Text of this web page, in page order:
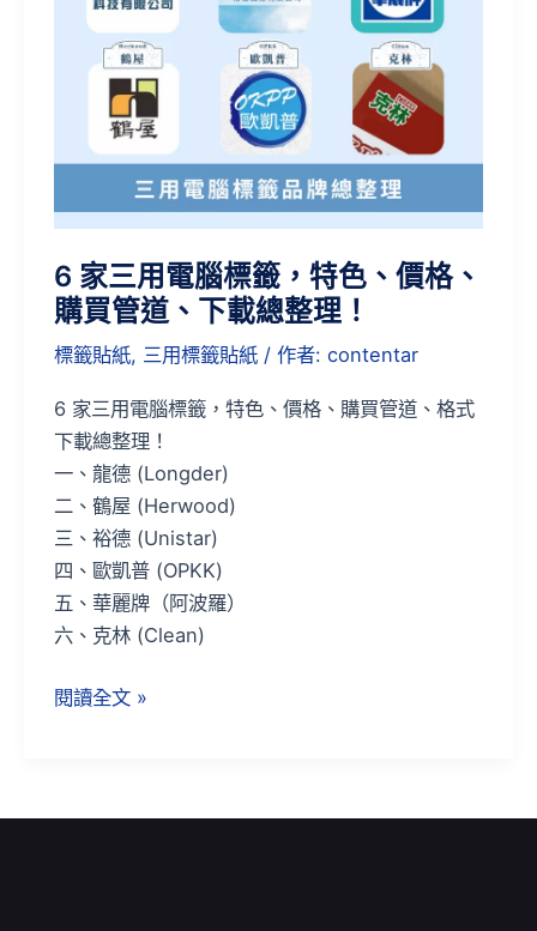
6 家三用電腦標籤，特色、價格、
購買管道、下載總整理！
標籤貼紙, 三用標籤貼紙/ 作者: contentar
6 家三用電腦標籤，特色、價格、購買管道、格式
下載總整理！
一、龍德 (Longder)
二、鶴屋 (Herwood)
三、裕德 (Unistar)
四、歐凱普 (OPKK)
五、華麗牌（阿波羅）
六、克林 (Clean)
籤，
色、
格、
購
買
道、
下
載
總
整
理！
閱讀全文 »